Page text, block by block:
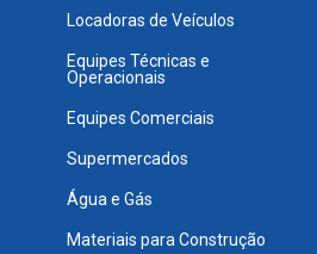
Locadoras de Veículos
Equipes Técnicas e
Operacionais
Equipes Comerciais
Supermercados
Água e Gás
Materiais para Construção